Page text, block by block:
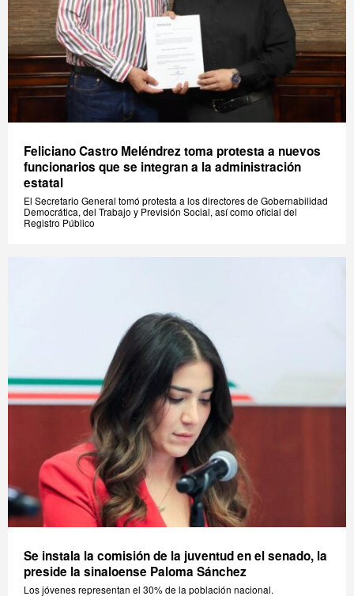
Feliciano Castro Meléndrez toma protesta a nuevos
funcionarios que se integran a la administración
estatal
El Secretario General tomó protesta a los directores de Gobernabilidad
Democrática, del Trabajo y Previsión Social, así como oficial del
Registro Público
Se instala la comisión de la juventud en el senado, la
preside la sinaloense Paloma Sánchez
Los jóvenes representan el 30% de la población nacional.